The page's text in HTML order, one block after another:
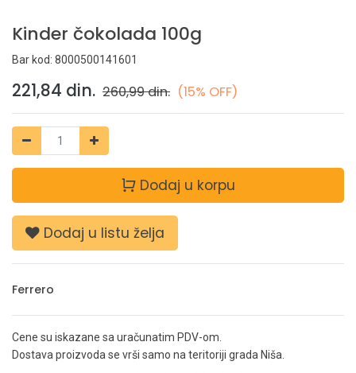
Kinder čokolada 100g
Bar kod: 8000500141601
221,84 din. 260,99din. (15% OFF)
Dodaj u korpu
Dodaj u listu želja
Ferrero
Cene su iskazane sa uračunatim PDV-om.
Dostava proizvoda se vrši samo na teritoriji grada Niša.